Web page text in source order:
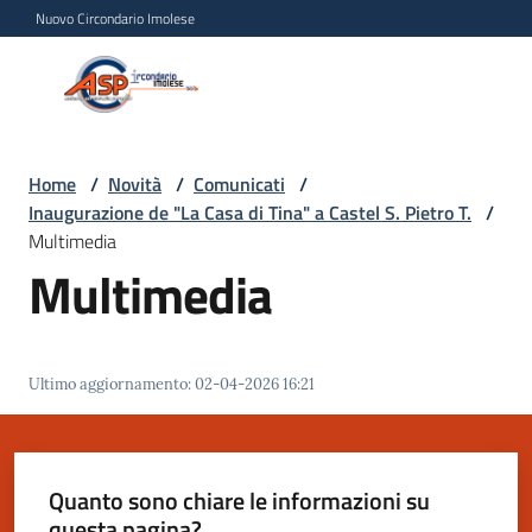
Vai al contenuto
Vai alla navigazione
Vai al footer
Nuovo Circondario Imolese
Persona
Circondario
siamo
Progetti
Home / Novità / Comunicati /
Inaugurazione de "La Casa di Tina" a Castel S. Pietro T. /
Multimedia
Multimedia
Ultimo aggiornamento:02-04-2026 16:21
Quanto sono chiare le informazioni su